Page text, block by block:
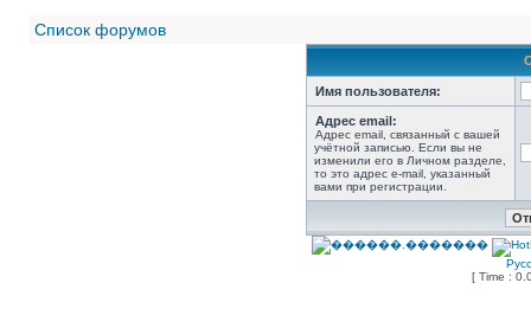
Список форумов
Имя пользователя:
Адрес email:
Адрес email, связанный с вашей
учётной записью. Если вы не
изменили его в Личном разделе,
то это адрес e-mail, указанный
вами при регистрации.
[ Time :